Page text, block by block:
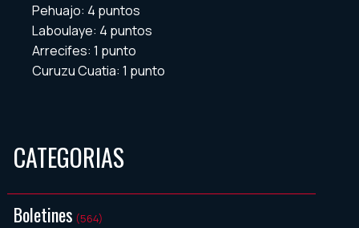
Pehuajo: 4 puntos
Laboulaye: 4 puntos
Arrecifes: 1 punto
Curuzu Cuatia: 1 punto
CATEGORIAS
Boletines (564)